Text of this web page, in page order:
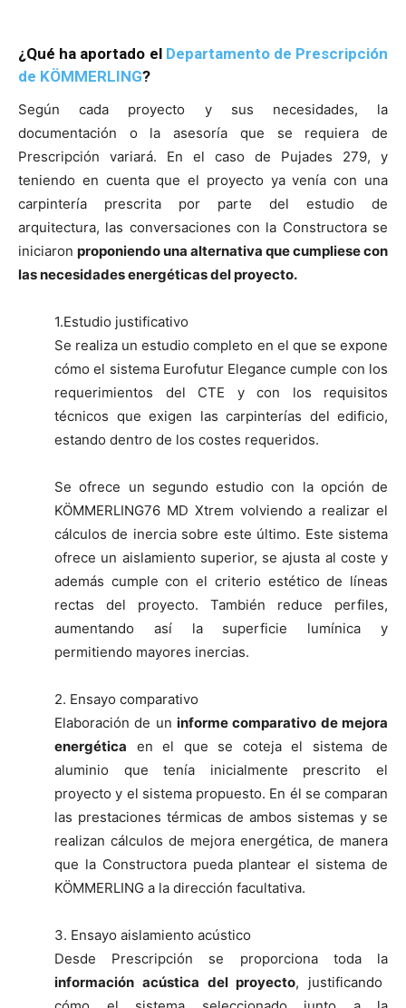
¿Qué ha aportado el Departamento de Prescripción
de KÖMMERLING?
Según cada proyecto y sus necesidades, la
documentación o la asesoría que se requiera de
Prescripción variará. En el caso de Pujades 279, y
teniendo en cuenta que el proyecto ya venía con una
carpintería prescrita por parte del estudio de
arquitectura, las conversaciones con la Constructora se
iniciaron proponiendo una alternativa que cumpliese con
las necesidades energéticas del proyecto.
1.Estudio justificativo
Se realiza un estudio completo en el que se expone
cómo el sistema Eurofutur Elegance cumple con los
requerimientos del CTE y con los requisitos
técnicos que exigen las carpinterías del edificio,
estando dentro de los costes requeridos.
Se ofrece un segundo estudio con la opción de
KÖMMERLING76 MD Xtrem volviendo a realizar el
cálculos de inercia sobre este último. Este sistema
ofrece un aislamiento superior, se ajusta al coste y
además cumple con el criterio estético de líneas
rectas del proyecto. También reduce perfiles,
aumentando así la superficie lumínica y
permitiendo mayores inercias.
2. Ensayo comparativo
Elaboración de un informe comparativo de mejora
energética en el que se coteja el sistema de
aluminio que tenía inicialmente prescrito el
proyecto y el sistema propuesto. En él se comparan
las prestaciones térmicas de ambos sistemas y se
realizan cálculos de mejora energética, de manera
que la Constructora pueda plantear el sistema de
KÖMMERLING a la dirección facultativa.
3. Ensayo aislamiento acústico
Desde Prescripción se proporciona toda la
información acústica del proyecto, justificando